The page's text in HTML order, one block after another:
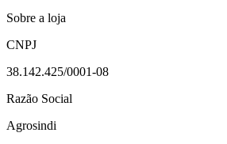
Sobre a loja
CNPJ
38.142.425/0001-08
Razão Social
Agrosindi